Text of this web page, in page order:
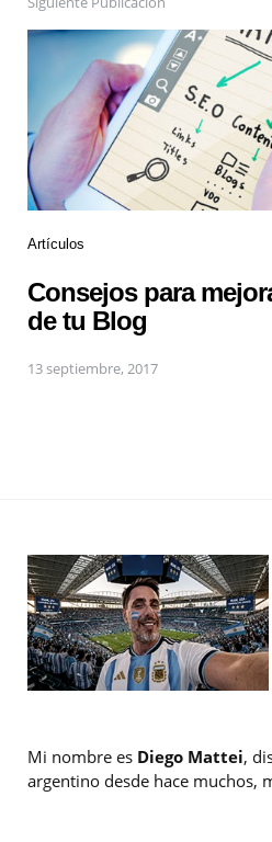
Artículos
Consejos para
de tu Blog
13 septiembre, 2017
Mi nombre es Diego Mattei,
argentino desde hace muchos,